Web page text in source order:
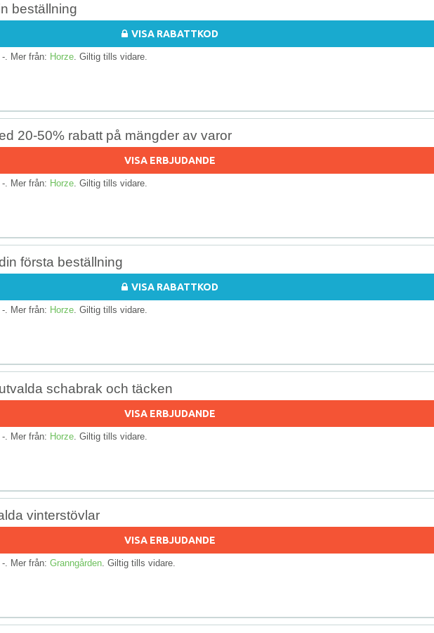
beställning
VISA RABATTKOD
. Mer från: Horze . Giltig tills vidare.
20-50% rabatt på mängder av varor
VISA ERBJUDANDE
. Mer från: Horze . Giltig tills vidare.
första beställning
VISA RABATTKOD
. Mer från: Horze . Giltig tills vidare.
schabrak och täcken
VISA ERBJUDANDE
. Mer från: Horze . Giltig tills vidare.
vinterstövlar
VISA ERBJUDANDE
. Mer från: Granngården . Giltig tills vidare.